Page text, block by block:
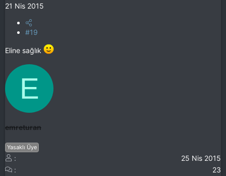
21 Nis 2015
#19
Eline sağlık
E
emreturan
Yasaklı Üye
25 Nis 2015
23